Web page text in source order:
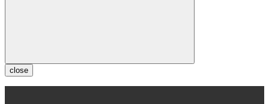
close